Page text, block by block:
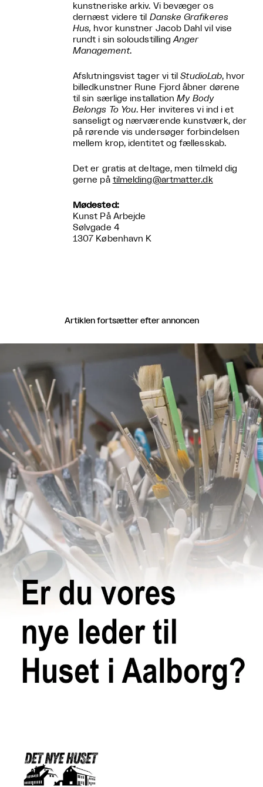
kunstneriske arkiv. Vi bevæger os
dernæst videre til Danske Grafikeres
Hus, hvor kunstner Jacob Dahl vil vise
rundt i sin soloudstillingAnger
Management.
Afslutningsvist tager vi tilStudioLab, hvor
billedkunstner Rune Fjord åbner dørene
til sin særlige installationMy Body
Belongs To You. Her inviteres vi ind i et
sanseligt og nærværende kunstværk, der
på rørende vis undersøger forbindelsen
mellem krop, identitet og fællesskab.
Det er gratis at deltage, men tilmeld dig
gerne på tilmelding@artmatter.dk
Mødested:
Kunst På Arbejde
Sølvgade 4
1307 København K
Artiklen fortsætter efter annoncen